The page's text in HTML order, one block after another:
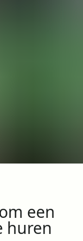
een
huren